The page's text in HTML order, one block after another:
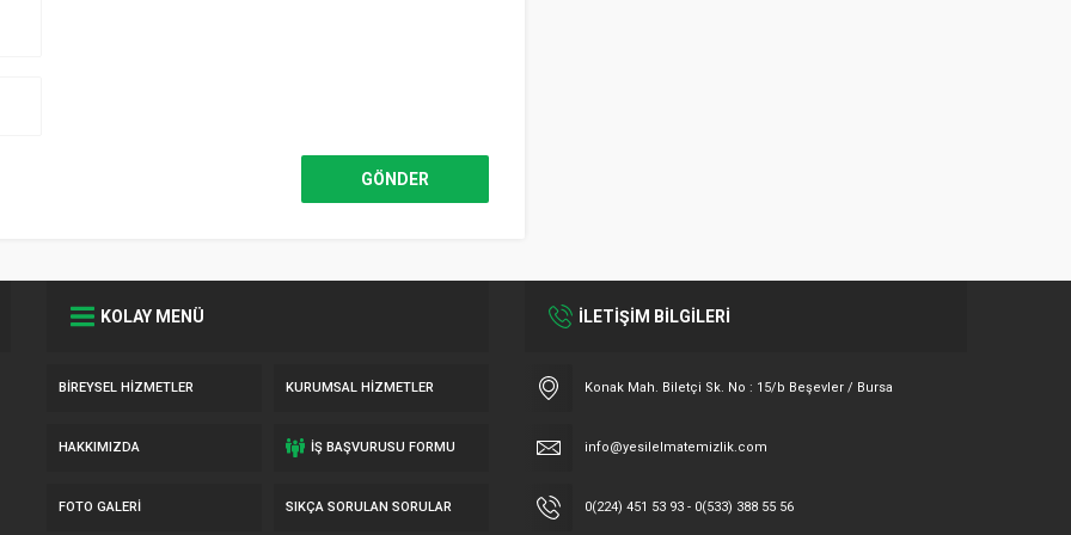
KOLAY MENÜ
BIREYSEL HIZMETLER KURUMSAL HIZMETLER
HAKKIMIZDA İŞ BAŞVURUSU FORMU
FOTO GALERI SIKÇA SORULAN SORULAR
İLETİŞİM BİLGİLERİ
Konak Mah. Biletçi Sk. No : 15/b Beşevler / Bursa
info@yesilelmatemizlik.com
0(224) 451 53 93 - 0(533) 388 55 56